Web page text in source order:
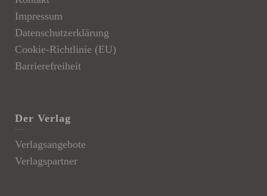
Impressum
Datenschutzerklärung
Cookie-Richtlinie (EU)
Barrierefreiheit
Der Verlag
Verlagsangebote
Verlagspartner